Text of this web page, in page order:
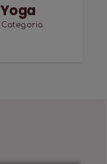
Yoga
Categoria